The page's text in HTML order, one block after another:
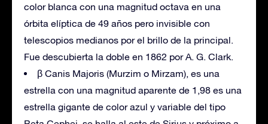
color blanca con una magnitud octava en una
órbita elíptica de 49 años pero invisible con
telescopios medianos por el brillo de la principal.
Fue descubierta la doble en 1862 por A. G. Clark.
β Canis Majoris (Murzim o Mirzam), es una
estrella con una magnitud aparente de 1,98 es una
estrella gigante de color azul y variable del tipo